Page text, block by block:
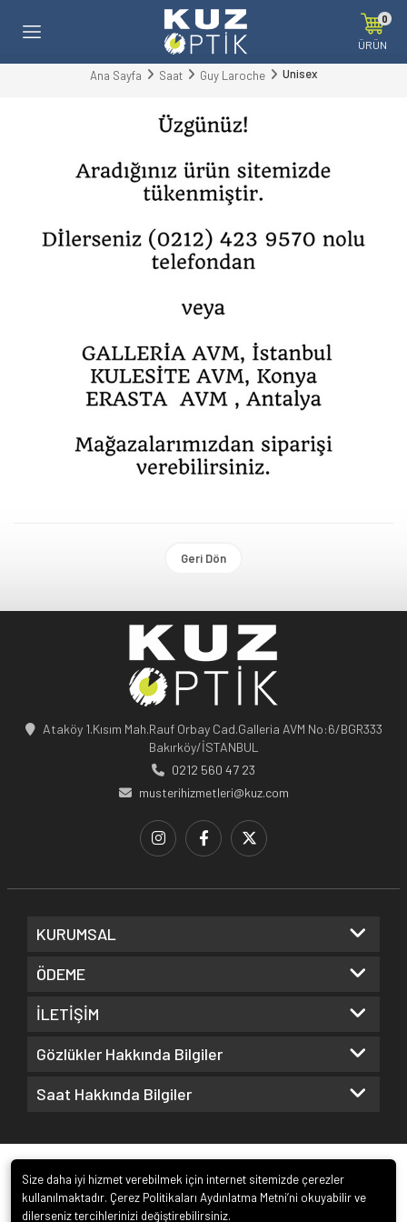
0
ÜRÜN
Ana Sayfa Saat Guy Laroche Unisex
Geri Dön
Ataköy 1.Kısım Mah.Rauf Orbay Cad.Galleria AVM No:6/BGR333
Bakırköy/İSTANBUL
0212 560 47 23
musterihizmetleri@kuz.com
KURUMSAL
ÖDEME
İLETİŞİM
Gözlükler Hakkında Bilgiler
Saat Hakkında Bilgiler
Size daha iyi hizmet verebilmek için internet sitemizde çerezler
kullanılmaktadır. Çerez Politikaları Aydınlatma Metni’ni okuyabilir ve
dilerseniz tercihlerinizi değiştirebilirsiniz.